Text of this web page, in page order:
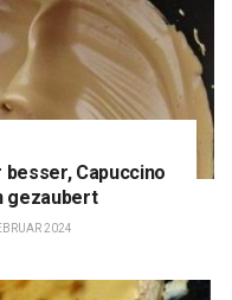
Capuccino
gezaubert
2024